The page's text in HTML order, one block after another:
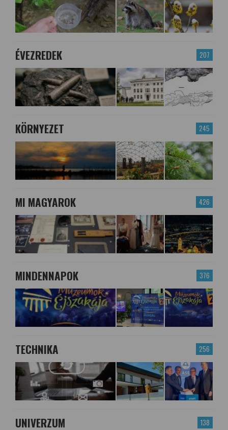
207
ÉVEZREDEK
245
KÖRNYEZET
426
MI MAGYAROK
376
MINDENNAPOK
256
TECHNIKA
138
UNIVERZUM